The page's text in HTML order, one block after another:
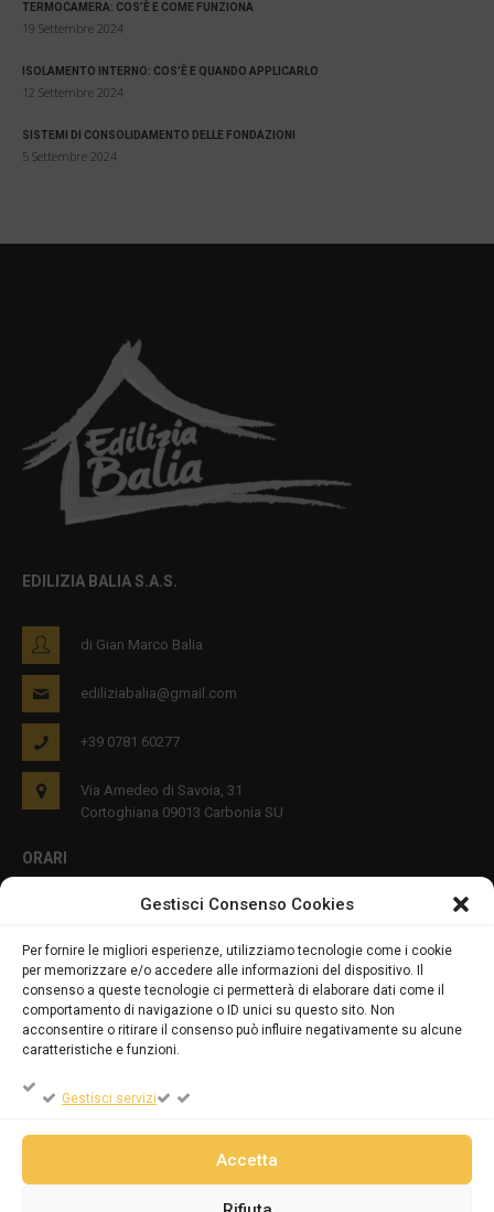
Gestisci Consenso Cookies
Per fornire le migliori esperienze, utilizziamo tecnologie come i cookie
per memorizzare e/o accedere alle informazioni del dispositivo. Il
consenso a queste tecnologie ci permetterà di elaborare dati come il
comportamento di navigazione o ID unici su questo sito. Non
acconsentire o ritirare il consenso può influire negativamente su alcune
caratteristiche e funzioni.
Gestisci servizi
Accetta
TERMOCAMERA: COS’È E COME FUNZIONA
19 Settembre 2024
ISOLAMENTO INTERNO: COS’È E QUANDO APPLICARLO
12 Settembre 2024
SISTEMI DI CONSOLIDAMENTO DELLE FONDAZIONI
5 Settembre 2024
EDILIZIA BALIA S.A.S.
di Gian Marco Balia
ediliziabalia@gmail.com
+39 0781 60277
Via Amedeo di Savoia, 31
Cortoghiana 09013 Carbonia SU
ORARI
PRIVACY E COOKIES
DICHIARAZIONE SULLA PRIVACY (UE)
COOKIE POLICY (UE)